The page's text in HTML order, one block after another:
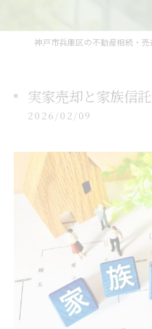
実家売却と家族信託
2026/02/09